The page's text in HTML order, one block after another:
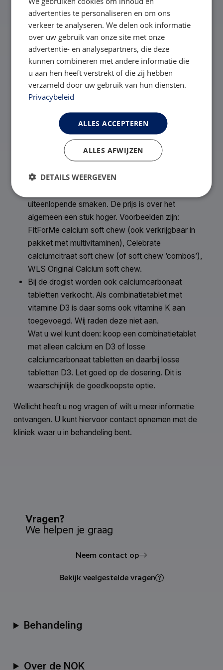
maken prijsafspraken met de leveranciers. U kunt
bij hen informeren wat de prijzen zijn.
Fabrikanten van gespecialiseerde multivitaminen
bieden ook calcium/D3 tabletten aan. Vaak is dit
een ‘pakket’ waarbij u alles in 1 keer met korting
kunt bestellen.
LET OP: in deze pakketten wordt vaak een lagere
dosering calcium/D3 geleverd dan is
voorgeschreven, waardoor het nodig is om extra
potten aan te schaffen. De calcium/D3 tabletten
van Vitaminen Op Recept (Calci D3) lijken het
meest geschikt. De Celebrate calcium plus citraat
Er bestaan ook calcium soft chews. Deze lijken op
uiteenlopende smaken. De prijs is over het
algemeen een stuk hoger. Voorbeelden zijn:
FitForMe calcium soft chew (ook verkrijgbaar in
pakket met multivitaminen), Celebrate
calciumcitraat soft chew (of soft chew ‘combos’),
WLS Original Calcium soft chew.
Bij de drogist worden ook calciumcarbonaat
tabletten verkocht. Als combinatietablet met
vitamine D3 is daar soms ook vitamine K aan
toegevoegd. Wij raden deze niet aan.
Wat u wel kunt doen: koop een combinatietablet
met alleen calcium en D3 of losse
calciumcarbonaat tabletten en daarbij losse
tabletten D3. Let goed op de dosering. Dit is
waarschijnlijk de goedkoopste optie.
Wellicht heeft u nog vragen of wilt u meer informatie
ontvangen. U kunt hiervoor contact opnemen met de
kliniek waar u in behandeling bent.
Vragen?
We helpen je graag
Neem contact op
Bekijk veelgestelde vragen
Behandeling
Over de NOK
advertenties te personaliseren en om ons
verkeer te analyseren. We delen ook informatie
over uw gebruik van onze site met onze
advertentie- en analysepartners, die deze
kunnen combineren met andere informatie die
u aan hen heeft verstrekt of die zij hebben
verzameld door uw gebruik van hun diensten.
Privacybeleid
ALLES ACCEPTEREN
ALLES AFWIJZEN
DETAILS WEERGEVEN